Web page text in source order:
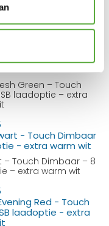
Green – Touch
laadoptie – extra
– Touch Dimbaar – 8
– extra warm wit